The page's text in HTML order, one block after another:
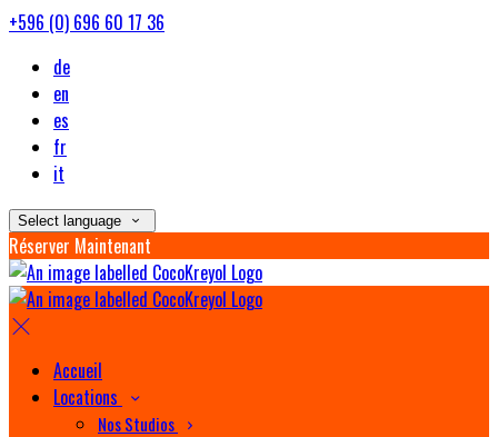
+596 (0) 696 60 17 36
de
en
es
fr
it
Select language
Réserver Maintenant
Accueil
Locations
Nos Studios